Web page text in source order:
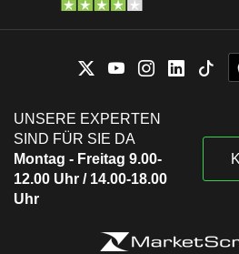
UNSERE EXPERTEN
SIND FÜR SIE DA
Montag - Freitag 9.00-
12.00 Uhr / 14.00-18.00
Uhr